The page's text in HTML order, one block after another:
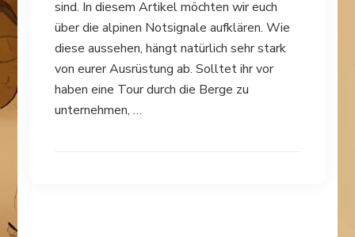
sind. In diesem Artikel möchten wir euch
über die alpinen Notsignale aufklären. Wie
diese aussehen, hängt natürlich sehr stark
von eurer Ausrüstung ab. Solltet ihr vor
haben eine Tour durch die Berge zu
unternehmen, …